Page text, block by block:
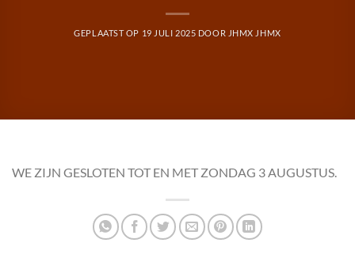
GEPLAATST OP 19 JULI 2025 DOOR JHMX JHMX
WE ZIJN GESLOTEN TOT EN MET ZONDAG 3 AUGUSTUS.